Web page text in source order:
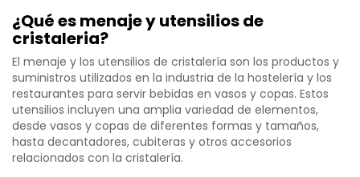
¿Qué es menaje y utensilios de
cristaleria?
El menaje y los utensilios de cristalería son los productos y
suministros utilizados en la industria de la hostelería y los
restaurantes para servir bebidas en vasos y copas. Estos
utensilios incluyen una amplia variedad de elementos,
desde vasos y copas de diferentes formas y tamaños,
hasta decantadores, cubiteras y otros accesorios
relacionados con la cristalería.